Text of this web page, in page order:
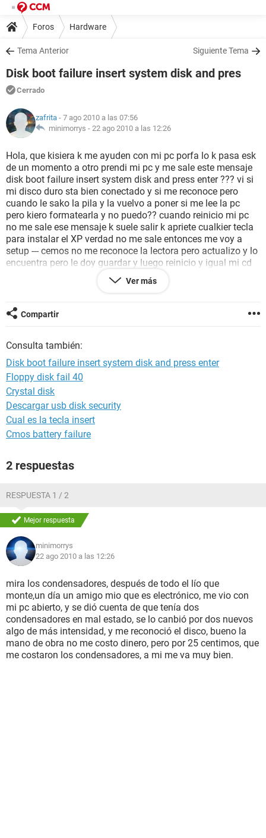
Foros Hardware
Tema Anterior Siguiente Tema
Disk boot failure insert system disk and pres
Cerrado
zafrita - 7 ago 2010 a las 07:56
minimorrys - 22 ago 2010 a las 12:26
Hola, que kisiera k me ayuden con mi pc porfa lo k pasa esk
de un momento a otro prendi mi pc y me sale este mensaje
disk boot failure insert system disk and press enter ??? vi si
mi disco duro sta bien conectado y si me reconoce pero
cuando le sako la pila y la vuelvo a poner si me lee la pc
pero kiero formatearla y no puedo?? cuando reinicio mi pc
no me sale ese mensaje k suele salir k apriete cualkier tecla
para instalar el XP verdad no me sale entonces me voy a
setup --- cemos no me reconoce la lectora pero actualizo y lo
encuentra pero le doy guardar y luego reinicio y igual mi cd
XP no lo reconocee ??? pero la lectora sta bien xk cuando
prende mi pc pongo cualkier cd y se me salee :S... pero solo
porfaaaaaa k sera?? disco duro??? fuentee??? abuuuuuu
Ver más
Compartir
Consulta también:
Disk boot failure insert system disk and press enter
Floppy disk fail 40
Crystal disk
Descargar usb disk security
Cual es la tecla insert
Cmos battery failure
2 respuestas
RESPUESTA 1 / 2
Mejor respuesta
minimorrys
22 ago 2010 a las 12:26
mira los condensadores, después de todo el lío que
monte,un día un amigo mio que es electrónico, me vio con
mi pc abierto, y se dió cuenta de que tenía dos
condensadores en mal estado, se lo canbió por dos nuevos
algo de más intensidad, y me reconoció el disco, bueno la
mano de obra no me costo dinero, pero por 25 centimos, que
me costaron los condensadores, a mi me va muy bien.